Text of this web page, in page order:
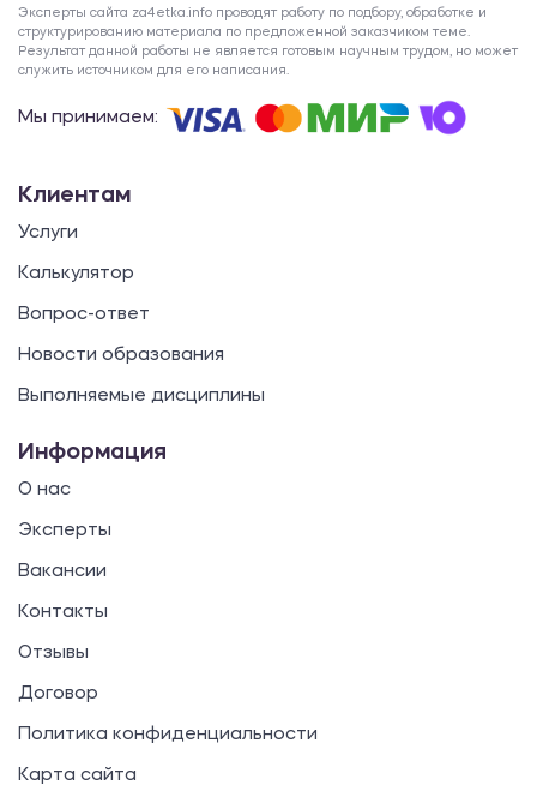
Эксперты сайта za4etka.info проводят работу по подбору, обработке и
структурированию материала по предложенной заказчиком теме.
Результат данной работы не является готовым научным трудом, но может
служить источником для его написания.
Мы принимаем:
Клиентам
Услуги
Калькулятор
Вопрос-ответ
Новости образования
Выполняемые дисциплины
Информация
О нас
Эксперты
Вакансии
Контакты
Отзывы
Договор
Политика конфиденциальности
Карта сайта